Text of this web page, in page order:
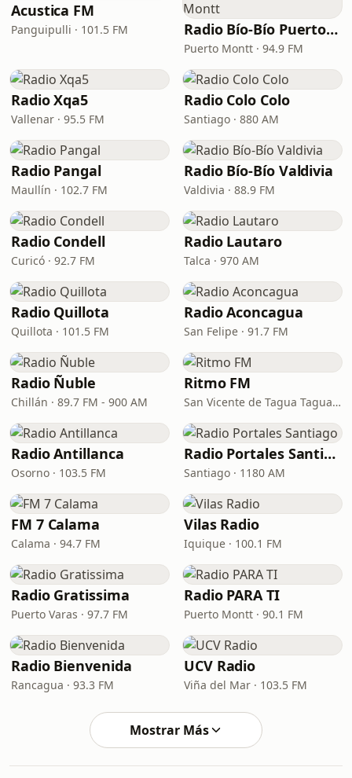
Acustica FM
Panguipulli · 101.5 FM Radio Bío-Bío Puerto Montt
Puerto Montt · 94.9 FM
Radio Xqa5
Vallenar · 95.5 FM
Radio Colo Colo
Santiago · 880 AM
Radio Pangal
Maullín · 102.7 FM
Radio Bío-Bío Valdivia
Valdivia · 88.9 FM
Radio Condell
Curicó · 92.7 FM
Radio Lautaro
Talca · 970 AM
Radio Quillota
Quillota · 101.5 FM
Radio Aconcagua
San Felipe · 91.7 FM
Radio Ñuble
Chillán · 89.7 FM - 900 AM
Ritmo FM
San Vicente de Tagua Tagua · 98.7 FM
Radio Antillanca
Osorno · 103.5 FM
Radio Portales Santiago
Santiago · 1180 AM
FM 7 Сalama
Calama · 94.7 FM
Vilas Radio
Iquique · 100.1 FM
Radio Gratissima
Puerto Varas · 97.7 FM
Radio PARA TI
Puerto Montt · 90.1 FM
Radio Bienvenida
Rancagua · 93.3 FM
UCV Radio
Viña del Mar · 103.5 FM
Mostrar Más